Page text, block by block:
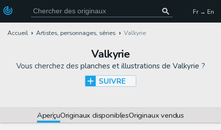
Fr → En
Accueil Artistes, personnages, séries Valkyrie
Valkyrie
Vous cherchez des planches et illustrations de Valkyrie ?
SUIVRE
AperçuOriginaux disponiblesOriginaux vendus